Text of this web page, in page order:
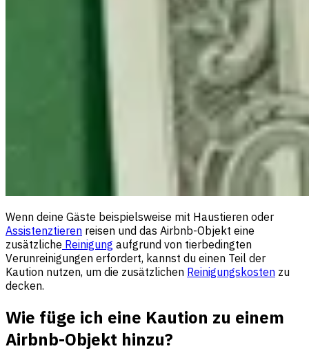
Wenn deine Gäste beispielsweise mit Haustieren oder
Assistenztieren reisen und das Airbnb-Objekt eine
zusätzliche Reinigung aufgrund von tierbedingten
Verunreinigungen erfordert, kannst du einen Teil der
Kaution nutzen, um die zusätzlichen Reinigungskosten zu
decken.
Wie füge ich eine Kaution zu einem
Airbnb-Objekt hinzu?